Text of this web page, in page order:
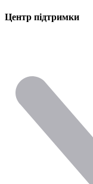
Центр підтримки